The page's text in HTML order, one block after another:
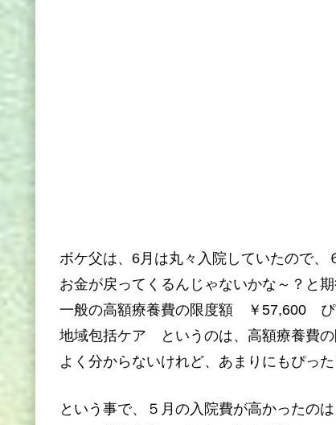
ボケ父は、6月は丸々入院していたので
お金が戻ってくるんじゃないかな～？と期
一般の高額療養費の限度額 ￥57,600 ぴ
地域包括ケア というのは、高額療養費
よく分からないけれど、あまりにもぴっ
という事で、５月の入院費が高かったのは